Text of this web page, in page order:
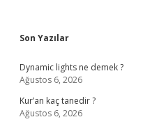
Sidebar
Son Yazılar
Dynamic lights ne demek ?
Ağustos 6, 2026
Kur’an kaç tanedir ?
Ağustos 6, 2026